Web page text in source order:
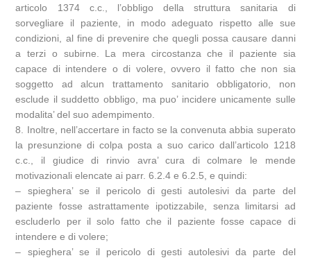
articolo 1374 c.c., l’obbligo della struttura sanitaria di
sorvegliare il paziente, in modo adeguato rispetto alle sue
condizioni, al fine di prevenire che quegli possa causare danni
a terzi o subirne. La mera circostanza che il paziente sia
capace di intendere o di volere, ovvero il fatto che non sia
soggetto ad alcun trattamento sanitario obbligatorio, non
esclude il suddetto obbligo, ma puo’ incidere unicamente sulle
modalita’ del suo adempimento.
8. Inoltre, nell’accertare in facto se la convenuta abbia superato
la presunzione di colpa posta a suo carico dall’articolo 1218
c.c., il giudice di rinvio avra’ cura di colmare le mende
motivazionali elencate ai parr. 6.2.4 e 6.2.5, e quindi:
– spieghera’ se il pericolo di gesti autolesivi da parte del
paziente fosse astrattamente ipotizzabile, senza limitarsi ad
escluderlo per il solo fatto che il paziente fosse capace di
intendere e di volere;
– spieghera’ se il pericolo di gesti autolesivi da parte del